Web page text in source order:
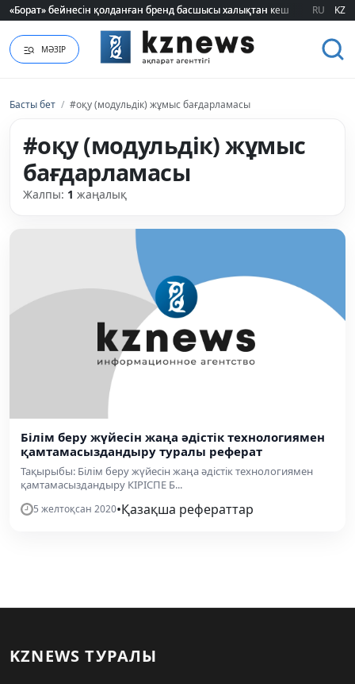
«Борат» бейнесін қолданған бренд басшысы халықтан кешірім сұрады
«Борат» бейнесін қолданған бренд басшысы халықтан кешірім сұрады
RU KZ
МӘЗІР
Басты бет / #оқу (модульдік) жұмыс бағдарламасы
#оқу (модульдік) жұмыс
бағдарламасы
Жалпы: 1 жаңалық
Білім беру жүйесін жаңа әдістік технологиямен
қамтамасыздандыру туралы реферат
Тақырыбы: Білім беру жүйесін жаңа әдістік технологиямен
қамтамасыздандыру КІРІСПЕ Б...
5 желтоқсан 2020•Қазақша рефераттар
KZNEWS ТУРАЛЫ